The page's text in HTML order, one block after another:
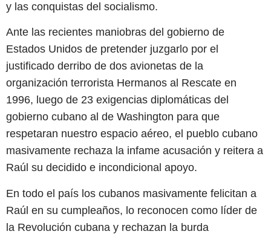
y las conquistas del socialismo.
Ante las recientes maniobras del gobierno de
Estados Unidos de pretender juzgarlo por el
justificado derribo de dos avionetas de la
organización terrorista Hermanos al Rescate en
1996, luego de 23 exigencias diplomáticas del
gobierno cubano al de Washington para que
respetaran nuestro espacio aéreo, el pueblo cubano
masivamente rechaza la infame acusación y reitera a
Raúl su decidido e incondicional apoyo.
En todo el país los cubanos masivamente felicitan a
Raúl en su cumpleaños, lo reconocen como líder de
la Revolución cubana y rechazan la burda